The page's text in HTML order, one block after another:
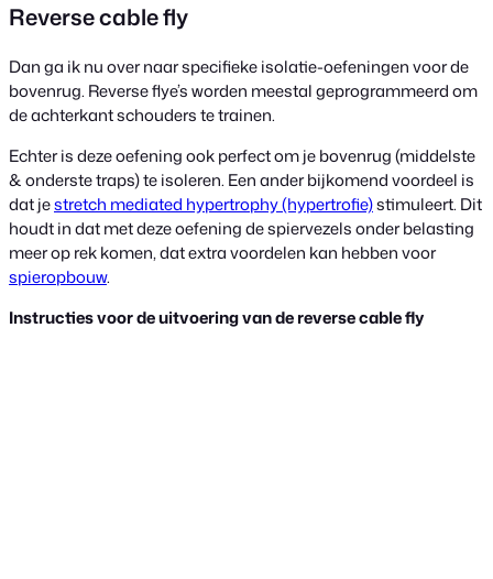
Reverse cable fly
Dan ga ik nu over naar specifieke isolatie-oefeningen voor de
bovenrug. Reverse flye’s worden meestal geprogrammeerd om
de achterkant schouders te trainen.
Echter is deze oefening ook perfect om je bovenrug (middelste
& onderste traps) te isoleren. Een ander bijkomend voordeel is
dat jestretch mediated hypertrophy (hypertrofie)stimuleert. Dit
houdt in dat met deze oefening de spiervezels onder belasting
meer op rek komen, dat extra voordelen kan hebben voor
spieropbouw.
Instructies voor de uitvoering van de reverse cable fly